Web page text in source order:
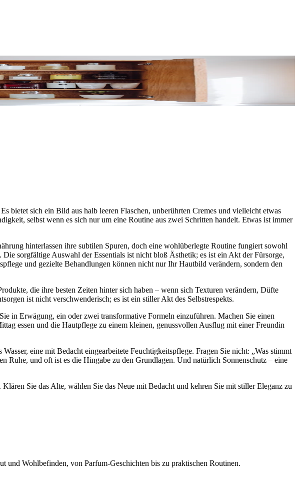
bietet sich ein Bild aus halb leeren Flaschen, unberührten Cremes und vielleicht etwas
selbst wenn es sich nur um eine Routine aus zwei Schritten handelt. Etwas ist immer
hinterlassen ihre subtilen Spuren, doch eine wohlüberlegte Routine fungiert sowohl
sorgfältige Auswahl der Essentials ist nicht bloß Ästhetik; es ist ein Akt der Fürsorge,
und gezielte Behandlungen können nicht nur Ihr Hautbild verändern, sondern den
die ihre besten Zeiten hinter sich haben – wenn sich Texturen verändern, Düfte
ist nicht verschwenderisch; es ist ein stiller Akt des Selbstrespekts.
in Erwägung, ein oder zwei transformative Formeln einzuführen. Machen Sie einen
essen und die Hautpflege zu einem kleinen, genussvollen Ausflug mit einer Freundin
eine mit Bedacht eingearbeitete Feuchtigkeitspflege. Fragen Sie nicht: „Was stimmt
Ruhe, und oft ist es die Hingabe zu den Grundlagen. Und natürlich Sonnenschutz – eine
Sie das Alte, wählen Sie das Neue mit Bedacht und kehren Sie mit stiller Eleganz zu
Wohlbefinden, von Parfum-Geschichten bis zu praktischen Routinen.